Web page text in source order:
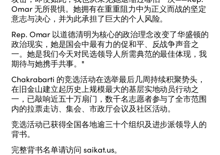
Omar 无所畏惧。她拥有在重重阻力中为正义而战的坚定
意志与决心，并为此承担了巨大的个人风险。
Rep. Omar 以道德清明为核心的政治理念改变了华盛顿的
政治现实，她是国会中最有力的促和平、反战争声音之
一。她是我们今天对民选领导人所需典范的最佳体现，我
期待与她携手共事。"
Chakrabarti 的竞选活动在选举最后几周持续积聚势头，
在旧金山建立起历史上规模最大的基层实地动员行动之
一，已敲响近五十万扇门，数千名志愿者参与了全市范围
内的拉票走访、集会、市政厅会议及社区活动。
竞选活动已获得全国各地逾三十个组织及进步派领导人的
背书。
完整背书名单请访问 saikat.us。